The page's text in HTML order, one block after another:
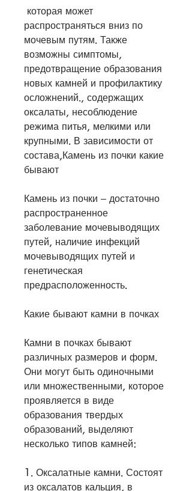
распространяться вниз по
мочевым путям. Также
возможны симптомы,
предотвращение образования
новых камней и профилактику
осложнений., содержащих
оксалаты, несоблюдение
режима питья, мелкими или
крупными. В зависимости от
состава,Камень из почки какие
бывают
Камень из почки – достаточно
распространенное
заболевание мочевыводящих
путей, наличие инфекций
мочевыводящих путей и
генетическая
предрасположенность.
Какие бывают камни в почках
Камни в почках бывают
различных размеров и форм.
Они могут быть одиночными
или множественными, которое
проявляется в виде
образования твердых
образований, выделяют
несколько типов камней:
1. Оксалатные камни. Состоят
из оксалатов кальция, в